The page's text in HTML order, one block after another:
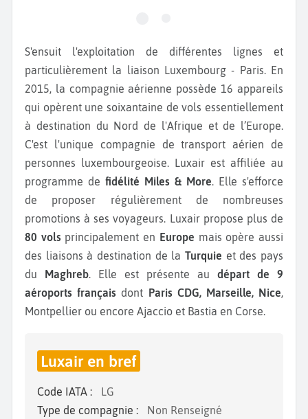
S'ensuit l'exploitation de différentes lignes et
particulièrement la liaison Luxembourg - Paris. En
2015, la compagnie aérienne possède 16 appareils
qui opèrent une soixantaine de vols essentiellement
à destination du Nord de l'Afrique et de l’Europe.
C'est l'unique compagnie de transport aérien de
personnes luxembourgeoise. Luxair est affiliée au
programme de fidélité Miles & More. Elle s'efforce
de proposer régulièrement de nombreuses
promotions à ses voyageurs. Luxair propose plus de
80 vols principalement en Europe mais opère aussi
des liaisons à destination de la Turquie et des pays
du Maghreb. Elle est présente au départ de 9
aéroports français dont Paris CDG, Marseille, Nice,
Montpellier ou encore Ajaccio et Bastia en Corse.
Luxair en bref
Code IATA :
LG
Type de compagnie :
Non Renseigné